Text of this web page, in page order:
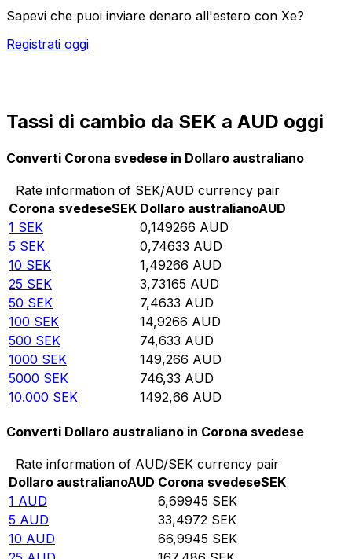
Sapevi che puoi inviare denaro all'estero con Xe?
Registrati oggi
Tassi di cambio da SEK a AUD oggi
Converti Corona svedese in Dollaro australiano
Rate information of SEK/AUD currency pair
Corona svedeseSEK Dollaro australianoAUD
1 SEK 0,149266 AUD
5 SEK 0,74633 AUD
10 SEK 1,49266 AUD
25 SEK 3,73165 AUD
50 SEK 7,4633 AUD
100 SEK 14,9266 AUD
500 SEK 74,633 AUD
1000 SEK 149,266 AUD
5000 SEK 746,33 AUD
10.000 SEK 1492,66 AUD
Converti Dollaro australiano in Corona svedese
Rate information of AUD/SEK currency pair
Dollaro australianoAUD Corona svedeseSEK
1 AUD 6,69945 SEK
5 AUD 33,4972 SEK
10 AUD 66,9945 SEK